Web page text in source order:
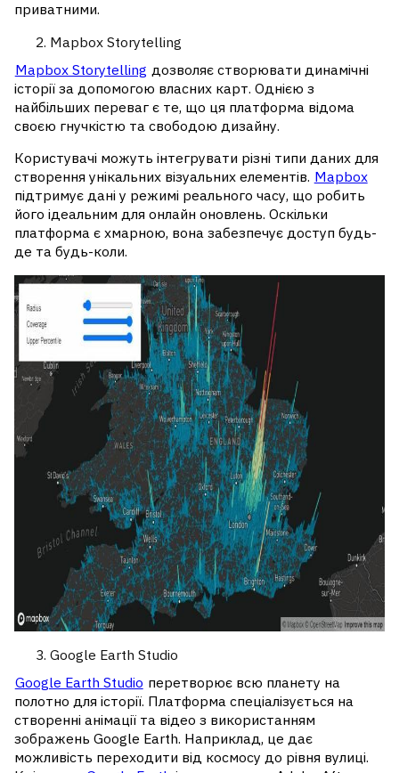
приватними.
Mapbox Storytelling
Mapbox Storytelling дозволяє створювати динамічні
історії за допомогою власних карт. Однією з
найбільших переваг є те, що ця платформа відома
своєю гнучкістю та свободою дизайну.
Користувачі можуть інтегрувати різні типи даних для
створення унікальних візуальних елементів. Mapbox
підтримує дані у режимі реального часу, що робить
його ідеальним для онлайн оновлень. Оскільки
платформа є хмарною, вона забезпечує доступ будь-
де та будь-коли.
Google Earth Studio
Google Earth Studio перетворює всю планету на
полотно для історії. Платформа спеціалізується на
створенні анімації та відео з використанням
зображень Google Earth. Наприклад, це дає
можливість переходити від космосу до рівня вулиці.